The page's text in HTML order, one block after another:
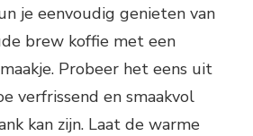
je eenvoudig genieten van
brew koffie met een
Probeer het eens uit
verfrissend en smaakvol
kan zijn. Laat de warme